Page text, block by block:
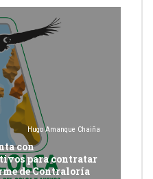
Hugo Amanque Chaiña
con
para contratar
de Contraloría